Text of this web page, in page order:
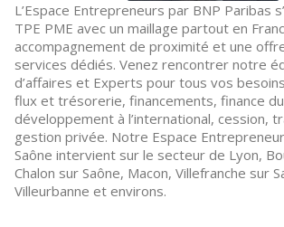
L’Espace Entrepreneurs par BNP Paribas
TPE PME avec un maillage partout en
accompagnement de proximité et une
services dédiés. Venez rencontrer notre
d’affaires et Experts pour tous vos
flux et trésorerie, financements, finance
développement à l’international, cession,
gestion privée. Notre Espace
Saône intervient sur le secteur de Lyon,
Chalon sur Saône, Macon, Villefranche sur
Villeurbanne et environs.